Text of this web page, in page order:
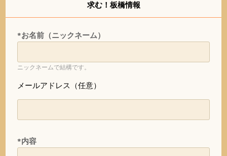
求む！板橋情報
*お名前（ニックネーム）
ニックネームで結構です。
メールアドレス（任意）
*内容